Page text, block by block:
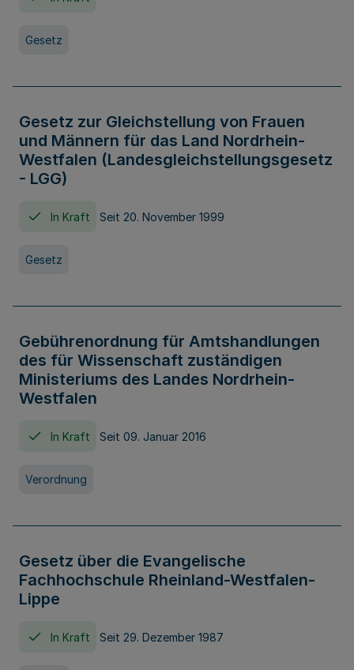
Gesetz
Gesetz zur Gleichstellung von Frauen
und Männern für das Land Nordrhein-
Westfalen (Landesgleichstellungsgesetz
- LGG)
In Kraft Seit 20. November 1999
Gesetz
Gebührenordnung für Amtshandlungen
des für Wissenschaft zuständigen
Ministeriums des Landes Nordrhein-
Westfalen
In Kraft Seit 09. Januar 2016
Verordnung
Gesetz über die Evangelische
Fachhochschule Rheinland-Westfalen-
Lippe
In Kraft Seit 29. Dezember 1987